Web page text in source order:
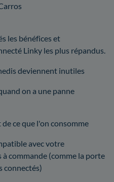
les bénéfices et
Linky les plus répandus.
deviennent inutiles
on a une panne
ce que l'on consomme
avec votre
commande (comme la porte
connectés)